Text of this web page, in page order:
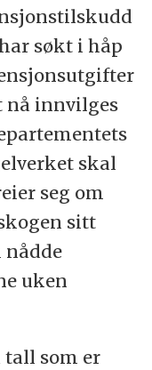
søkt i håp
nå innvilges
skal
seg om
sitt
nådde
uken
tall som er